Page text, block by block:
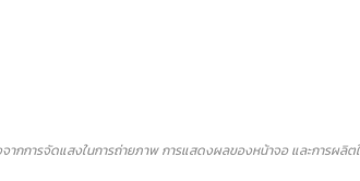
ากการจัดแสงในการถ่ายภาพ การแสดงผลของหน้าจอ และการผ